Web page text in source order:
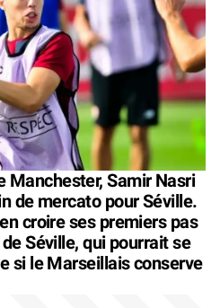
Manchester, Samir Nasri
de mercato pour Séville.
croire ses premiers pas
Séville, qui pourrait se
si le Marseillais conserve